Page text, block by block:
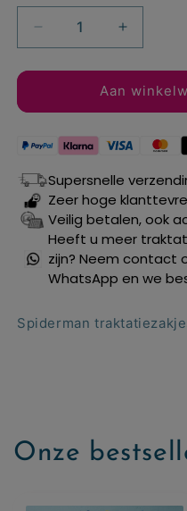
Aantal
verlagen
voor
Spiderman
traktatiezakjes
Fighter
st.
Aantal
verhogen
voor
Fighter
st.
Aan
Supersnelle
Zeer hoge
Veilig betalen, ook
Heeft u meer
zijn? Neem contact
WhatsApp en we
Spiderman
Onze